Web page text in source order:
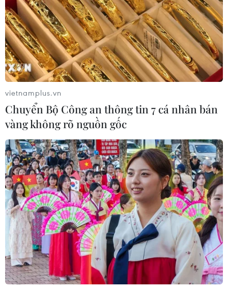
Triều Tiên kêu gọi Hàn Quốc tìm kiếm
chính sách thống nhất dân tộc
11/06/2017 10:37
Triều Tiên ngày 11/6 kêu gọi Hàn Quốc thay đổi chính
sách về quan hệ liên Triều; cho rằng Seoul cần bác bỏ
nỗ lực áp đặt các biện pháp trừng phạt của Mỹ và tìm
kiếm sự thống nhất dân tộc.
vietnamplus.vn
Chuyển Bộ Công an thông tin 7 cá nhân bán
vàng không rõ nguồn gốc